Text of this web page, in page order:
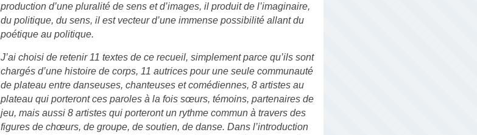
production d’une pluralité de sens et d’images, il produit de l’imaginaire,
du politique, du sens, il est vecteur d’une immense possibilité allant du
poétique au politique.
J’ai choisi de retenir 11 textes de ce recueil, simplement parce qu’ils sont
chargés d’une histoire de corps, 11 autrices pour une seule communauté
de plateau entre danseuses, chanteuses et comédiennes, 8 artistes au
plateau qui porteront ces paroles à la fois sœurs, témoins, partenaires de
jeu, mais aussi 8 artistes qui porteront un rythme commun à travers des
figures de chœurs, de groupe, de soutien, de danse. Dans l’introduction